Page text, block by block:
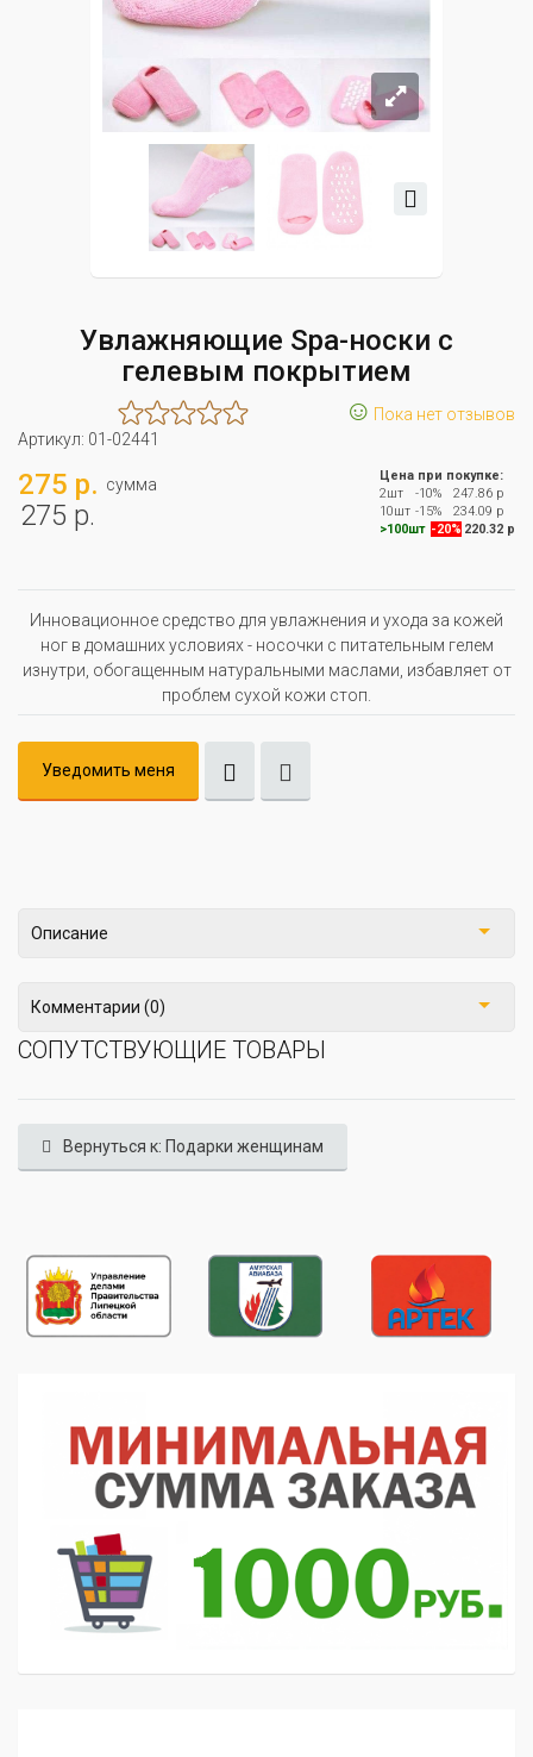
Увлажняющие Spa-носки с
гелевым покрытием
☺ Пока нет отзывов
Артикул: 01-02441
275 р. сумма
275 р.
Цена при покупке:
2шт
-10%
247.86 р
10шт -15%
234.09 р
>100шт -20% 220.32 р
Инновационное средство для увлажнения и ухода за кожей
ног в домашних условиях - носочки с питательным гелем
изнутри, обогащенным натуральными маслами, избавляет от
проблем сухой кожи стоп.
Уведомить меня
Описание
Комментарии (0)
СОПУТСТВУЮЩИЕ ТОВАРЫ
Вернуться к: Подарки женщинам